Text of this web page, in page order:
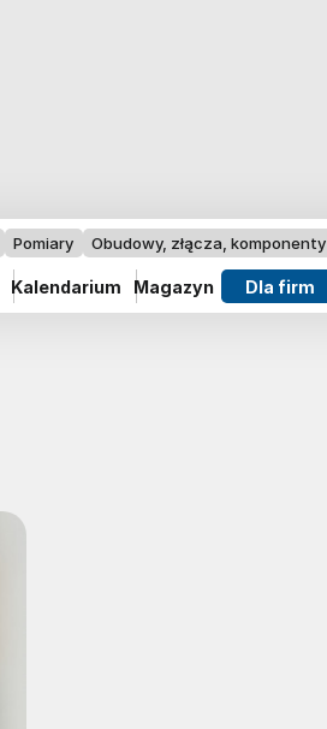
Pomiary Obudowy, złącza, komponenty
Kalendarium Magazyn Dla firm